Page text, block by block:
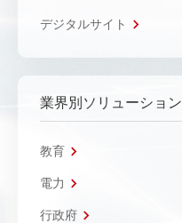
デジタルサイト
業界別ソリューション
教育
電力
行政府